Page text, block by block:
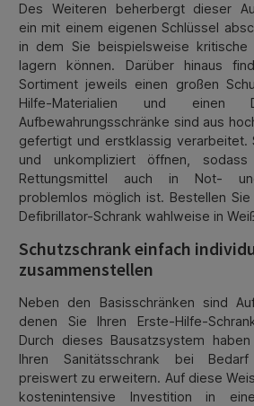
Des Weiteren beherbergt dieser
ein mit einem eigenen Schlüssel
in dem Sie beispielsweise kritische
lagern können. Darüber hinaus
Sortiment jeweils einen großen
Hilfe-Materialien und einen
Aufbewahrungsschränke sind aus
gefertigt und erstklassig verarbeitet.
und unkompliziert öffnen,
Rettungsmittel auch in Not-
problemlos möglich ist. Bestellen
Defibrillator-Schrank wahlweise in
Schutzschrank einfach
zusammenstellen
Neben den Basisschränken sind
denen Sie Ihren Erste-Hilfe-
Durch dieses Bausatzsystem
Ihren Sanitätsschrank bei
preiswert zu erweitern. Auf diese
kostenintensive Investition in